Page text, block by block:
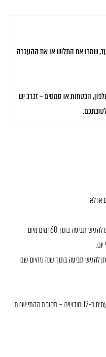
שמרו את התלוש או את ההעברה
הבטחות או סמסים – זכרו: יש
או לא:
– יש להגיש תביעה בתוך 60 ימים מיום
להגיש תביעה בתוך שנה מהיום שבו
אם מדובר בהלנות חוזרות ונשנות – למשל 3 פעמים ב-12 חודשים – תקופת ההתיישנות